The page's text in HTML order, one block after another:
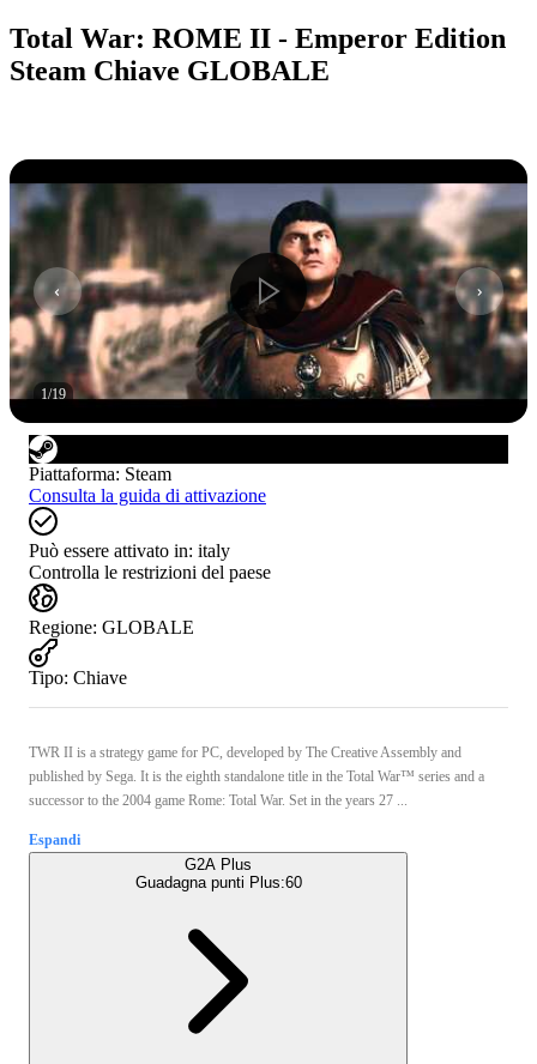
Total War: ROME II - Emperor Edition
Steam Chiave GLOBALE
1/19
Piattaforma: Steam
Consulta la guida di attivazione
Può essere attivato in: italy
Controlla le restrizioni del paese
Regione: GLOBALE
Tipo: Chiave
TWR II is a strategy game for PC, developed by The Creative Assembly and
published by Sega. It is the eighth standalone title in the Total War™ series and a
successor to the 2004 game Rome: Total War. Set in the years 27 ...
Espandi
G2A Plus
Guadagna punti Plus:60